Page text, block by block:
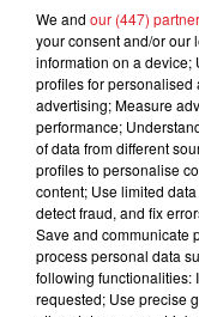
FIL D'ACTUS
We and our (447)
your consent and/or our
information on a device;
profiles for personalised
advertising; Measure
performance;
of data from different
profiles to personalise
content; Use limited
detect fraud, and fix
Save and communicate
process personal data
following functionalities:
requested; Use precise